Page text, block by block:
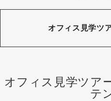
オフィス見学ツ
オフィス見学ツア
テ